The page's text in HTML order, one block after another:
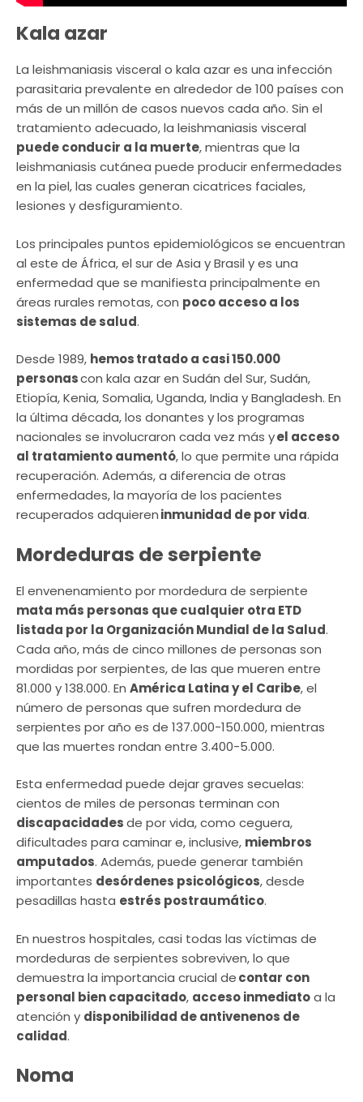
Kala azar
La leishmaniasis visceral o kala azar es una infección
parasitaria prevalente en alrededor de 100 países con
más de un millón de casos nuevos cada año. Sin el
tratamiento adecuado, la leishmaniasis visceral
puede conducir a la muerte, mientras que la
leishmaniasis cutánea puede producir enfermedades
en la piel, las cuales generan cicatrices faciales,
lesiones y desfiguramiento.
Los principales puntos epidemiológicos se encuentran
al este de África, el sur de Asia y Brasil y es una
enfermedad que se manifiesta principalmente en
áreas rurales remotas, con poco acceso a los
sistemas de salud.
Desde 1989, hemos tratado a casi 150.000
personascon kala azar en Sudán del Sur, Sudán,
Etiopía, Kenia, Somalia, Uganda, India y Bangladesh. En
la última década, los donantes y los programas
nacionales se involucraron cada vez más yel acceso
al tratamiento aumentó, lo que permite una rápida
recuperación. Además, a diferencia de otras
enfermedades, la mayoría de los pacientes
recuperados adquiereninmunidad de por vida.
Mordeduras de serpiente
El envenenamiento por mordedura de serpiente
mata más personas que cualquier otra ETD
listada por la Organización Mundial de la Salud.
Cada año, más de cinco millones de personas son
mordidas por serpientes, de las que mueren entre
81.000 y 138.000. En América Latina y el Caribe, el
número de personas que sufren mordedura de
serpientes por año es de 137.000-150.000, mientras
que las muertes rondan entre 3.400-5.000.
Esta enfermedad puede dejar graves secuelas:
cientos de miles de personas terminan con
discapacidadesde por vida, como ceguera,
dificultades para caminar e, inclusive, miembros
amputados. Además, puede generar también
importantes desórdenes psicológicos, desde
pesadillas hasta estrés postraumático.
En nuestros hospitales, casi todas las víctimas de
mordeduras de serpientes sobreviven, lo que
demuestra la importancia crucial decontar con
personal bien capacitado, acceso inmediatoa la
atención y disponibilidad de antivenenos de
calidad.
Noma